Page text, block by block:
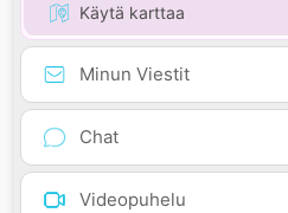
Käytä karttaa
Minun Viestit
Chat
Videopuhelu